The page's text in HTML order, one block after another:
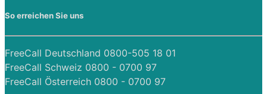
So erreichen Sie uns
FreeCall Deutschland 0800-505 18 01
FreeCall Schweiz 0800 - 0700 97
FreeCall Österreich 0800 - 0700 97